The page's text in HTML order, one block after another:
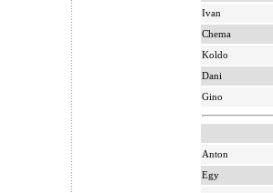
Ivan
Chema
Koldo
Dani
Gino
Anton
Egy